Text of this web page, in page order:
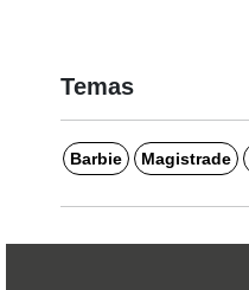
Temas
Barbie Magistrade